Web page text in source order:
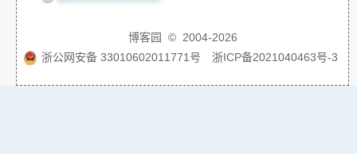
博客园
© 2004-2026
浙公网安备 33010602011771号
浙ICP备2021040463号-3